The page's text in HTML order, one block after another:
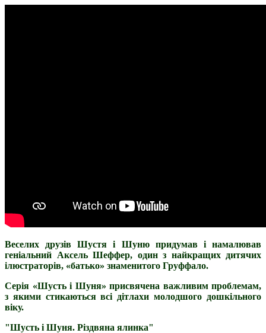
Веселих друзів Шустя і Шуню придумав і намалював
геніальний Аксель Шеффер, один з найкращих дитячих
ілюстраторів, «батько» знаменитого Груффало.
Серія «Шусть і Шуня» присвячена важливим проблемам,
з якими стикаються всі дітлахи молодшого дошкільного
віку.
"Шусть і Шуня. Різдвяна ялинка"